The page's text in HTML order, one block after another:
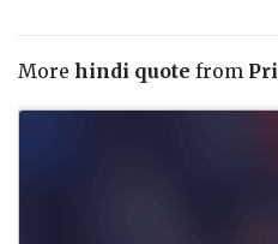
More hindi quote from